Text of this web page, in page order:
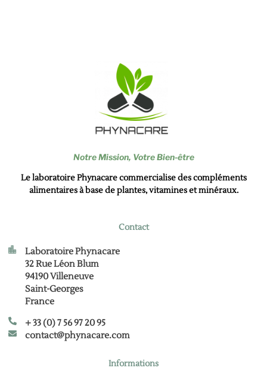
Notre Mission, Votre Bien-être
Le laboratoire Phynacare commercialise des compléments
alimentaires à base de plantes, vitamines et minéraux.
Contact
Laboratoire Phynacare
32 Rue Léon Blum
94190 Villeneuve
Saint-Georges
France
+ 33 (0) 7 56 97 20 95
contact@phynacare.com
Informations